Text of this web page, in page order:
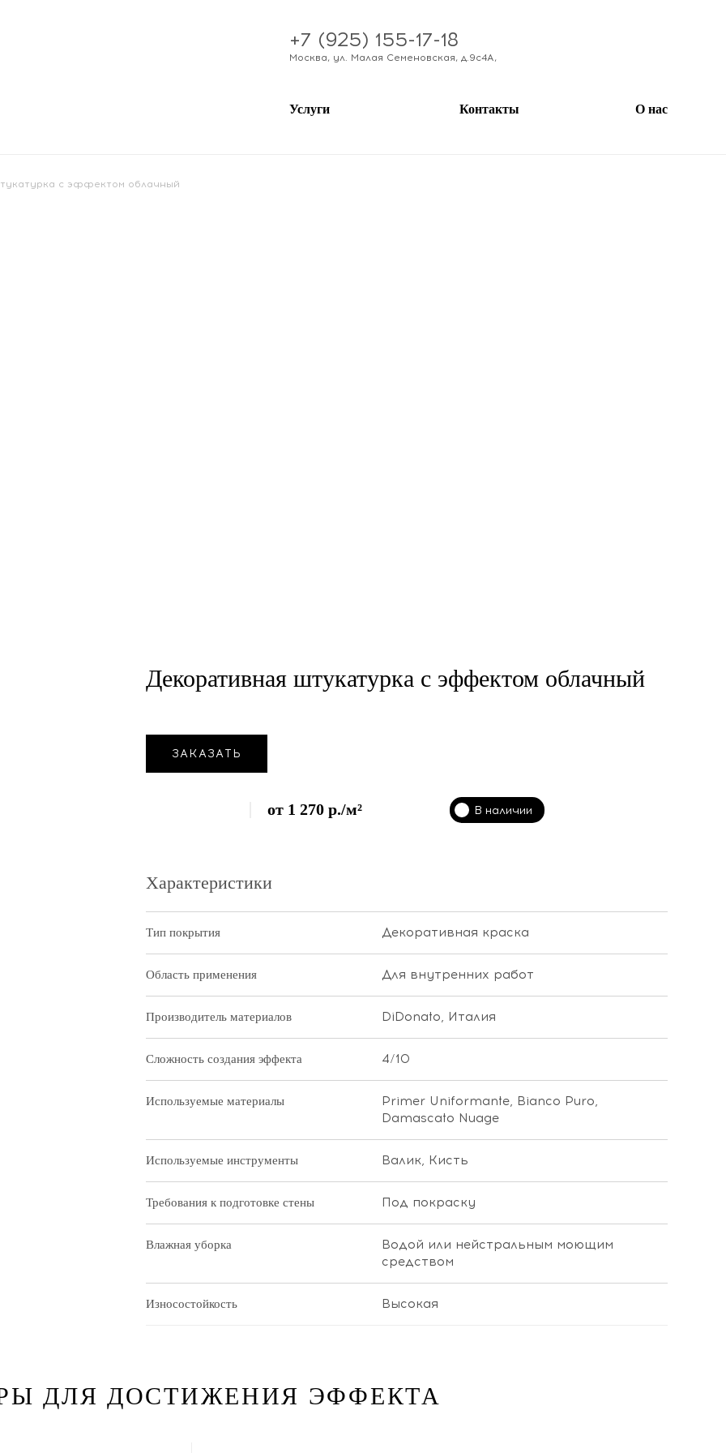
+7 (925) 155-17-18
Москва, ул. Малая Семеновская, д.9с4А,
Услуги Контакты О нас
с эффектом облачный
Декоративная штукатурка с эффектом облачный
ЗАКАЗАТЬ
от 1 270 р./м² В наличии
Характеристики
Тип покрытия Декоративная краска
Область применения Для внутренних работ
Производитель материалов DiDonato, Италия
Сложность создания эффекта 4/10
Используемые материалы
Primer Uniformante, Bianco Puro,
Damascato Nuage
Используемые инструменты Валик, Кисть
Требования к подготовке стены Под покраску
Влажная уборка
Водой или нейстральным моющим
средством
Износостойкость Высокая
ДЛЯ ДОСТИЖЕНИЯ ЭФФЕКТА